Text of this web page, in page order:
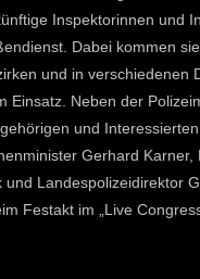
Inspektorinnen und
Dabei kommen
und in verschiedenen
Einsatz. Neben der
und
Gerhard Karner,
und Landespolizeidirektor
Festakt im „Live